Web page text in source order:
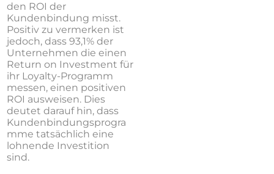
den ROI der
Kundenbindung misst.
Positiv zu vermerken ist
jedoch, dass 93,1% der
Unternehmen die einen
Return on Investment für
ihr Loyalty-Programm
messen, einen positiven
ROI ausweisen. Dies
deutet darauf hin, dass
Kundenbindungsprogra
mme tatsächlich eine
lohnende Investition
sind.